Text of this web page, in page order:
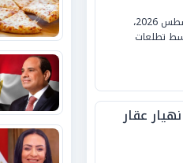
شهدت «أسعار الأسماك» اليوم الثلاثاء، الموافق 4 أغسطس 2026،
تطلعات
عقار